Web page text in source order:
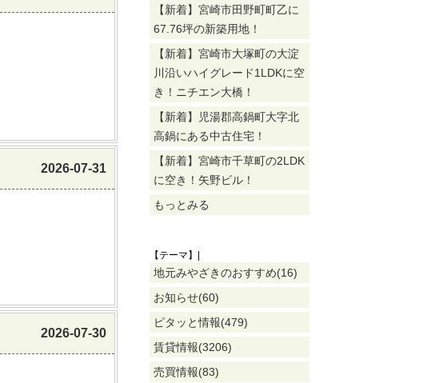
2026-07-31
2026-07-30
【新着】宮崎市田野町町乙に
67.76坪の新築用地！
【新着】宮崎市大塚町の大淀
川沿いハイグレード1LDKに空
き！ニチエン大橋！
【新着】児湯郡高鍋町大字北
高鍋にある中古住宅！
【新着】宮崎市千草町の2LDK
に空き！矢野ビル！
もっとみる
【テーマ】|
地元みやざきのおすすめ(16)
お知らせ(60)
ピタッと情報(479)
賃貸情報(3206)
売買情報(83)